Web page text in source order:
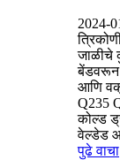
2024-
जाळीचे
बेंडवरून
आणि
Q235
कोल्ड
वेल्डेड
पुढे वाचा